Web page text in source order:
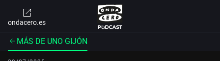
ondacero.es
MÁS DE UNO GIJÓN